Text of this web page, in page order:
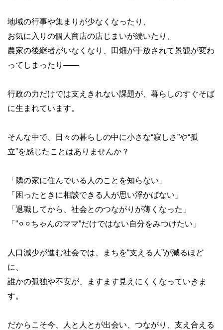
地域の行事や集まりが少なくなったり、
お気に入りの個人商店の店じまいが続いたり、
農家の後継者がいなくなり、田畑が手放されて景観が変わ
ってしまったり――
行政の力だけでは支えきれない課題が、暮らしのすぐそば
に生まれています。
そんな中で、日々の暮らしの中に小さな“寂しさ”や“孤
立”を感じたことはありませんか？
「隣の家に住んでいる人のことを知らない」
「困ったときに相談できる人が思い浮かばない」
「退職してから、社会とのつながりが薄くなった」
「”⚪︎⚪︎ちゃんのママ”だけではない自分をみつけたい」
人口減少が進む社会では、まちを“支える人”が減るほど
に、
誰かの孤独や不安が、ますます見えにくくなっていきま
す。
だからこそ今、人と人とが出会い、つながり、支え合える